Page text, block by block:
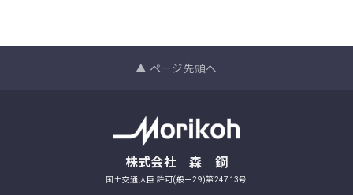
▲ ページ先頭へ
株式会社 森 鋼
国土交通大臣 許可(般ー29)第24713号